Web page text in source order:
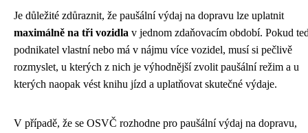
Je důležité zdůraznit, že paušální výdaj na dopravu lze uplatnit
maximálně na tři vozidla v jednom zdaňovacím období. Pokud
podnikatel vlastní nebo má v nájmu více vozidel, musí si pečlivě
rozmyslet, u kterých z nich je výhodnější zvolit paušální režim a u
kterých naopak vést knihu jízd a uplatňovat skutečné výdaje.
V případě, že se OSVČ rozhodne pro paušální výdaj na dopravu,